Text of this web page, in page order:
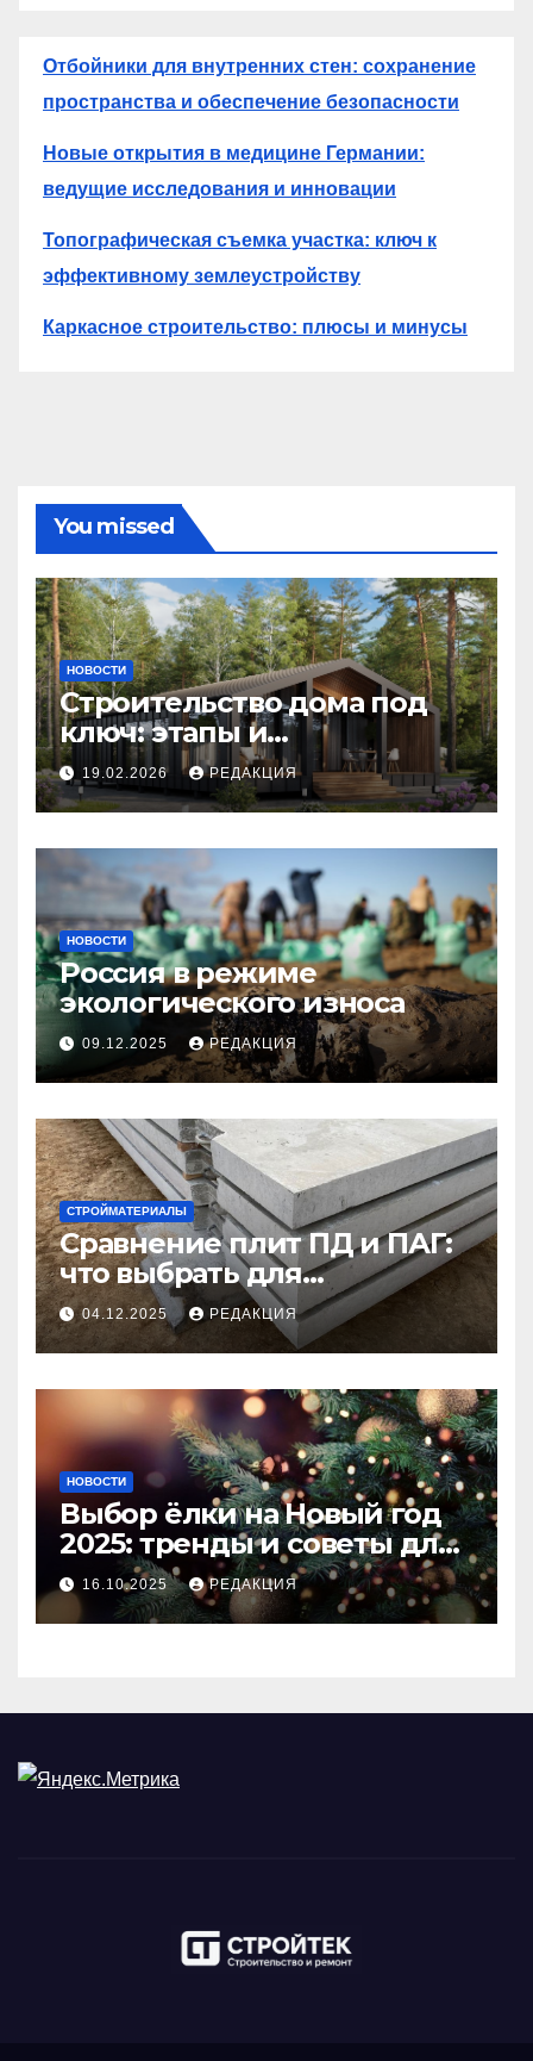
Отбойники для внутренних стен: сохранение
пространства и обеспечение безопасности
Новые открытия в медицине Германии:
ведущие исследования и инновации
Топографическая съемка участка: ключ к
эффективному землеустройству
Каркасное строительство: плюсы и минусы
You missed
НОВОСТИ
Строительство дома под
ключ: этапы и
планирование бюджета
19.02.2026 РЕДАКЦИЯ
НОВОСТИ
Россия в режиме
экологического износа
09.12.2025 РЕДАКЦИЯ
СТРОЙМАТЕРИАЛЫ
Сравнение плит ПД и ПАГ:
что выбрать для
долговечного и прочного
покрытия
04.12.2025 РЕДАКЦИЯ
НОВОСТИ
Выбор ёлки на Новый год
2025: тренды и советы для
идеального праздника
16.10.2025 РЕДАКЦИЯ